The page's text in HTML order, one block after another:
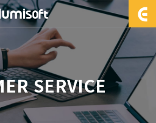
SERVICE